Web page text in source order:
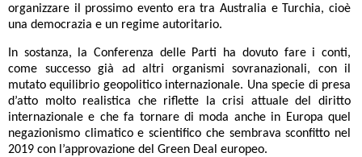
organizzare il prossimo evento era tra Australia e Turchia, cioè
una democrazia e un regime autoritario.
In sostanza, la Conferenza delle Parti ha dovuto fare i conti,
come successo già ad altri organismi sovranazionali, con il
mutato equilibrio geopolitico internazionale. Una specie di presa
d’atto molto realistica che riflette la crisi attuale del diritto
internazionale e che fa tornare di moda anche in Europa quel
negazionismo climatico e scientifico che sembrava sconfitto nel
2019 con l’approvazione del Green Deal europeo.